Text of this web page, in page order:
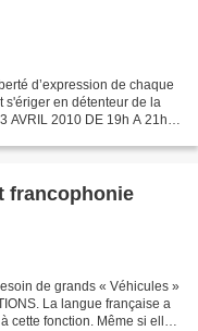
d’expression de chaque
s'ériger en détenteur de la
AVRIL 2010 DE 19h A 21h
francophonie
de grands « Véhicules »
La langue française a
cette fonction. Même si elle